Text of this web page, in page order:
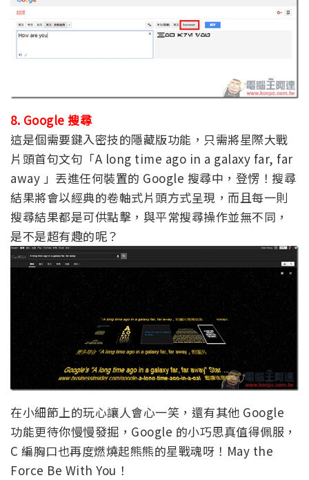
8. Google 搜尋
這是個需要鍵入密技的隱藏版功能，只需將星際大戰
片頭首句文句「A long time ago in a galaxy far, far
away 」丟進任何裝置的 Google 搜尋中，登愣！搜尋
結果將會以經典的卷軸式片頭方式呈現，而且每一則
搜尋結果都是可供點擊，與平常搜尋操作並無不同，
是不是超有趣的呢？
在小細節上的玩心讓人會心一笑，還有其他 Google
功能更待你慢慢發掘，Google 的小巧思真值得佩服，
C 編胸口也再度燃燒起熊熊的星戰魂呀！May the
Force Be With You！